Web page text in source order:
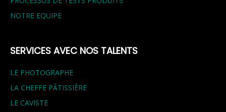
NOTRE EQUIPE
SERVICES AVEC NOS TALENTS
LE PHOTOGRAPHE
LA CHEFFE PÂTISSIÈRE
LE CAVISTE